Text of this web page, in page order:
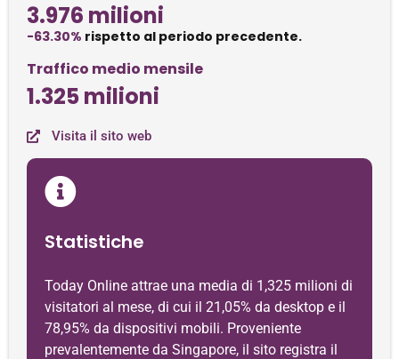
3.976 milioni
-63.30% rispetto al periodo precedente.
Traffico medio mensile
1.325 milioni
Visita il sito web
Statistiche
Today Online attrae una media di 1,325 milioni di
visitatori al mese, di cui il 21,05% da desktop e il
78,95% da dispositivi mobili. Proveniente
prevalentemente da Singapore, il sito registra il